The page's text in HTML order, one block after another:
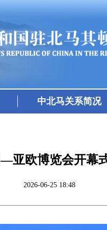
中北马关系简况
亚欧博览会开幕
2026-06-25 18:48